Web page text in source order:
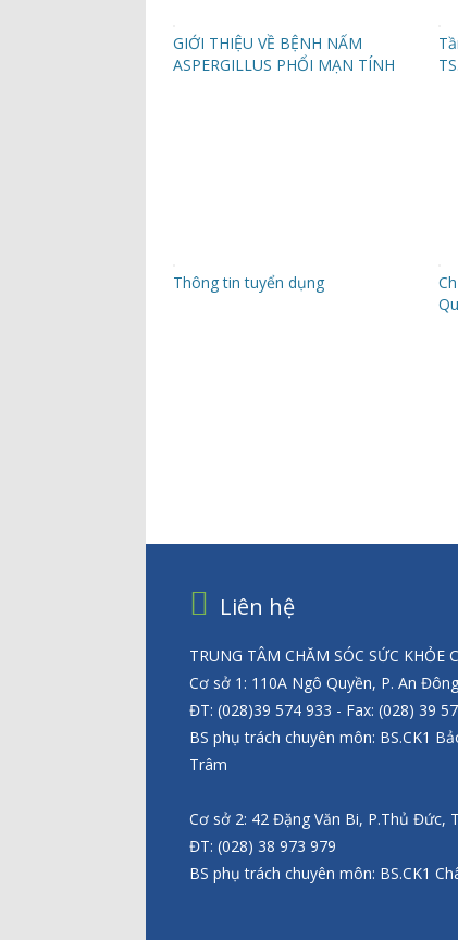
GIỚI THIỆU VỀ BỆNH NẤM
ASPERGILLUS PHỔI MẠN TÍNH
Thông tin tuyển dụng
Liên hệ
TRUNG TÂM CHĂM SÓC SỨC KHỎE
Cơ sở 1: 110A Ngô Quyền, P. An
ĐT: (028)39 574 933 - Fax: (028) 39
BS phụ trách chuyên môn: BS.CK1
Trâm
Cơ sở 2: 42 Đặng Văn Bi, P.Thủ Đức,
ĐT: (028) 38 973 979
BS phụ trách chuyên môn: BS.CK1